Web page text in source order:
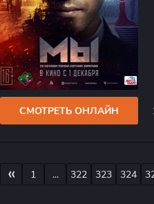
СМОТРЕТЬ ОНЛАЙН
« 1 ... 322 323 324